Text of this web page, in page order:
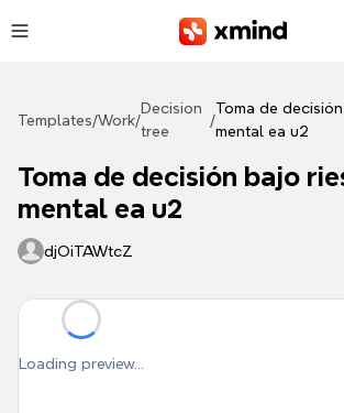
Templates/Work/
Decision
tree
/
Toma de
mental ea u2
Toma de decisión bajo
mental ea u2
djOiTAWtcZ
Loading preview...